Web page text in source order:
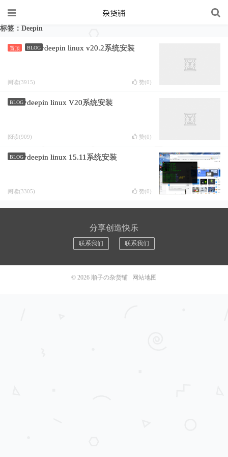
标签：Deepin
BLOG deepin linux v20.2系统安装
置顶
阅读(3915) 赞(0)
BLOG deepin linux V20系统安装
阅读(909) 赞(0)
BLOG deepin linux 15.11系统安装
阅读(3305) 赞(0)
分享创造快乐
联系我们 联系我们
© 2026 順子の杂货铺 网站地图